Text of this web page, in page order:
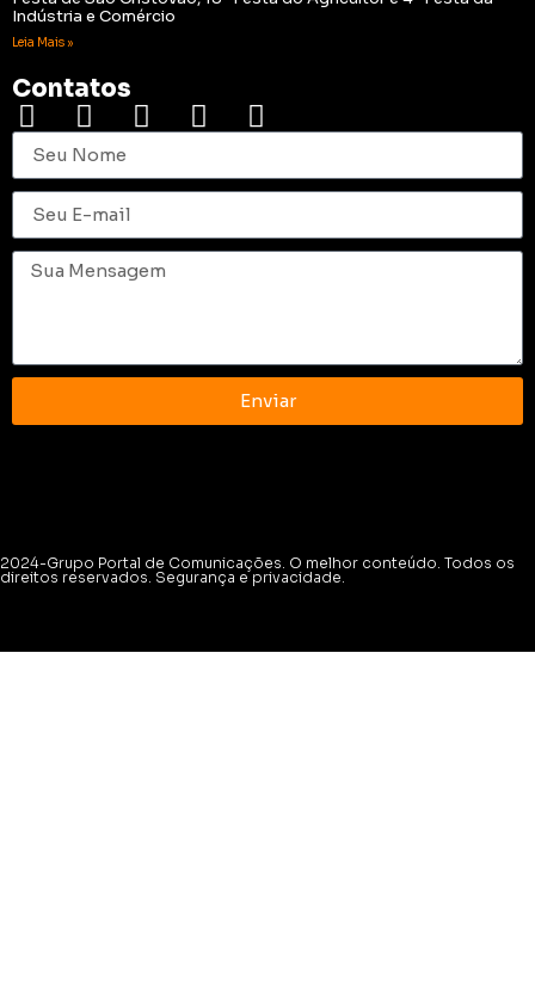
Indústria e Comércio
Leia Mais »
Contatos
Enviar
2024-Grupo Portal de Comunicações. O melhor conteúdo. Todos os
direitos reservados. Segurança e privacidade.